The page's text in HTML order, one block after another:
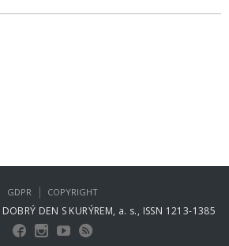
DOBRÝ DEN S KURÝREM, a. s., ISSN 1213-1385
GDPR | COPYRIGHT